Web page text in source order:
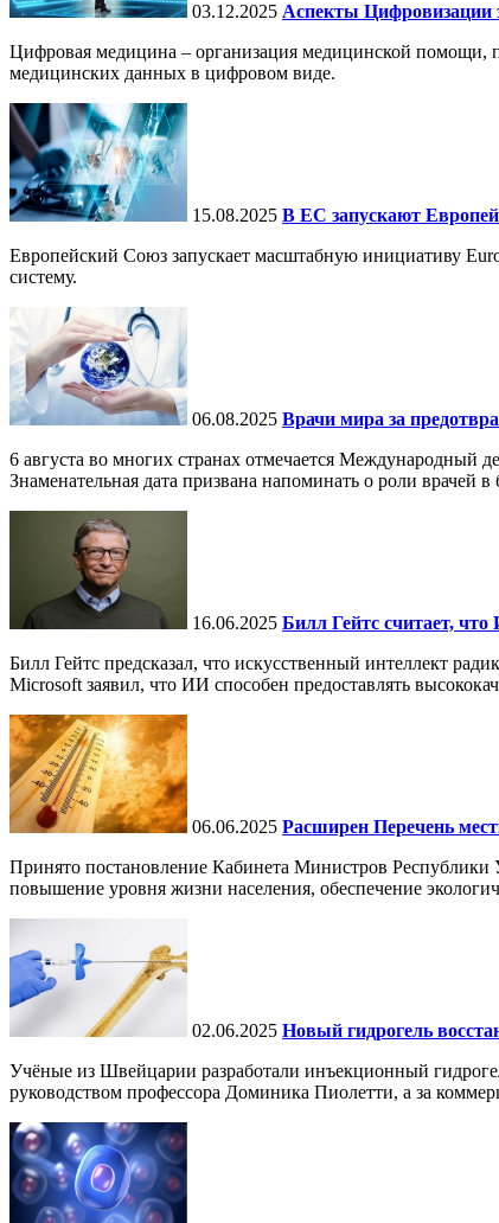
03.12.2025 Аспекты Цифровизации
Цифровая медицина – организация медицинской помощи,
медицинских данных в цифровом виде.
15.08.2025 В ЕС запускают
Европейский Союз запускает масштабную инициативу
систему.
06.08.2025 Врачи мира за
6 августа во многих странах отмечается Международный
Знаменательная дата призвана напоминать о роли врачей
16.06.2025 Билл Гейтс считает,
Билл Гейтс предсказал, что искусственный интеллект
Microsoft заявил, что ИИ способен предоставлять
06.06.2025 Расширен Перечень
Принято постановление Кабинета Министров Республики
повышение уровня жизни населения, обеспечение
02.06.2025 Новый гидрогель
Учёные из Швейцарии разработали инъекционный
руководством профессора Доминика Пиолетти, а за